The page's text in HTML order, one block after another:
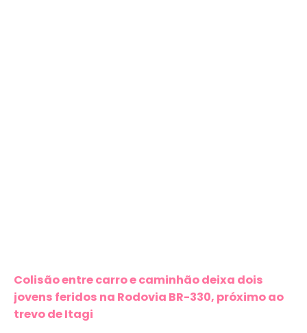
Colisão entre carro e caminhão deixa dois
jovens feridos na Rodovia BR-330, próximo ao
trevo de Itagi